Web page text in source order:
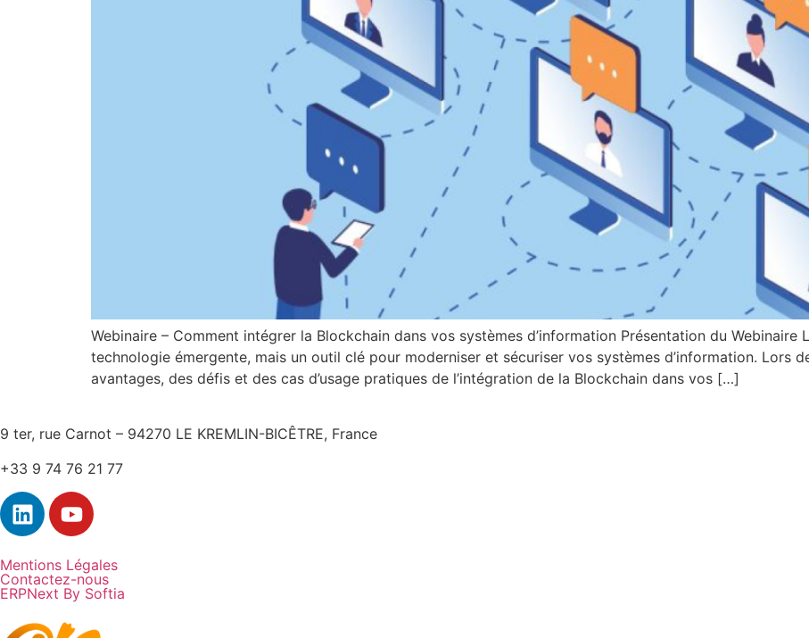
Webinaire – Comment intégrer la Blockchain dans vos systèmes d’information Présentation du Webinaire
technologie émergente, mais un outil clé pour moderniser et sécuriser vos systèmes d’information. Lors
avantages, des défis et des cas d’usage pratiques de l’intégration de la Blockchain dans vos […]
9 ter, rue Carnot – 94270 LE KREMLIN-BICÊTRE, France
+33 9 74 76 21 77
Mentions Légales
Contactez-nous
ERPNext By Softia